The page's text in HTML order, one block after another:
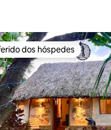
dos hóspedes
dos hóspedes